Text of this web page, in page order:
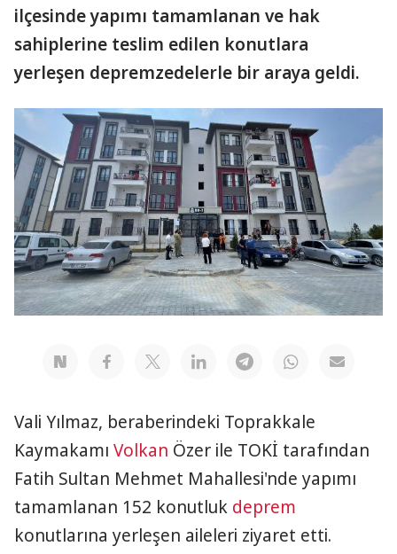
ilçesinde yapımı tamamlanan ve hak
sahiplerine teslim edilen konutlara
yerleşen depremzedelerle bir araya geldi.
Vali Yılmaz, beraberindeki Toprakkale
Kaymakamı Volkan Özer ile TOKİ tarafından
Fatih Sultan Mehmet Mahallesi'nde yapımı
tamamlanan 152 konutluk deprem
konutlarına yerleşen aileleri ziyaret etti.